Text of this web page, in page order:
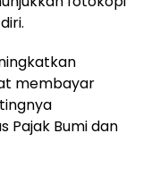
membayar
Pajak Bumi dan